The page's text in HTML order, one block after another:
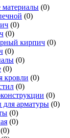
материалы (0)
(0)
(0)
(0)
кирпич (0)
(0)
(0)
(0)
кровли (0)
(0)
(0)
арматуры (0)
(0)
(0)
(0)